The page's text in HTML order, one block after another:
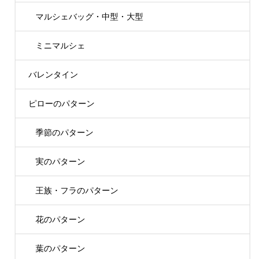
マルシェバッグ・中型・大型
ミニマルシェ
バレンタイン
ピローのパターン
季節のパターン
実のパターン
王族・フラのパターン
花のパターン
葉のパターン